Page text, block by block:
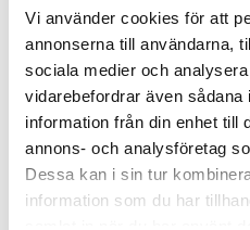
Vi använder cookies för att
annonserna till användarna,
sociala medier och
vidarebefordrar även sådana
information från din enhet till
annons- och analysföretag
Dessa kan i sin tur
information som du har
populära modeller som
och interiört.
Är du mer intresserad av
Toyota C-HR+
Toyota bZ4X
på plats. Välkommen till
jämföra tre olika elbilar